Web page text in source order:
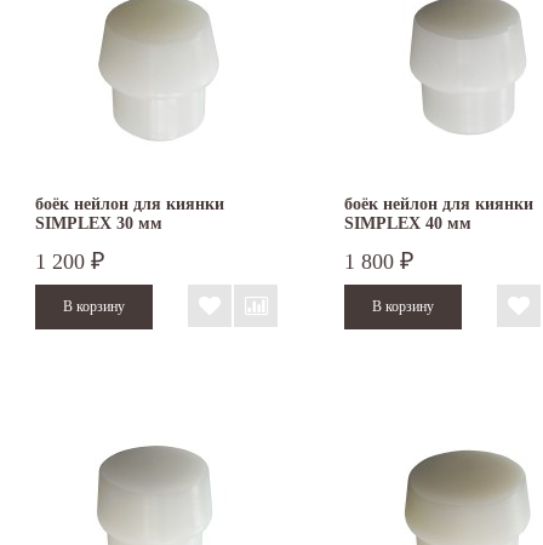
боёк нейлон для киянки
SIMPLEX 30 мм
1 200 ₽
боёк нейлон для киянки
SIMPLEX 40 мм
1 800 ₽